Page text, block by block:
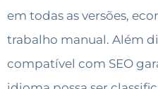
em todas as versões,
trabalho manual. Além
compatível com SEO